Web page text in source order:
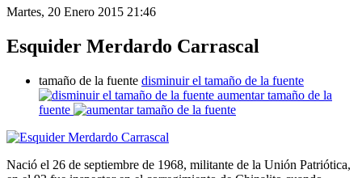
Martes, 20 Enero 2015 21:46
Esquider Merdardo Carrascal
tamaño de la fuente disminuir el tamaño de la fuente
aumentar tamaño de la
fuente
Nació el 26 de septiembre de 1968, militante de la Unión Patriótica,